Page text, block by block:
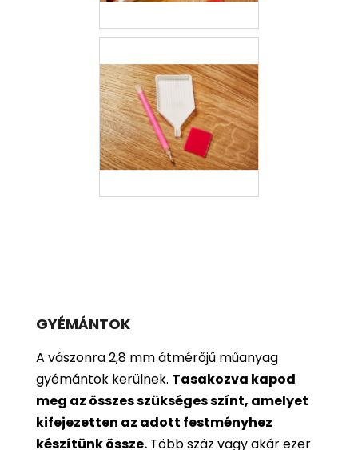
GYÉMÁNTOK
A vászonra 2,8 mm átmérőjű műanyag
gyémántok kerülnek. Tasakozva kapod
meg az összes szükséges színt, amelyet
kifejezetten az adott festményhez
készítünk össze. Több száz vagy akár ezer